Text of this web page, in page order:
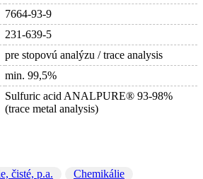
7664-93-9
231-639-5
pre stopovú analýzu / trace analysis
min. 99,5%
Sulfuric acid ANALPURE® 93-98%
(trace metal analysis)
čisté, p.a.
Chemikálie